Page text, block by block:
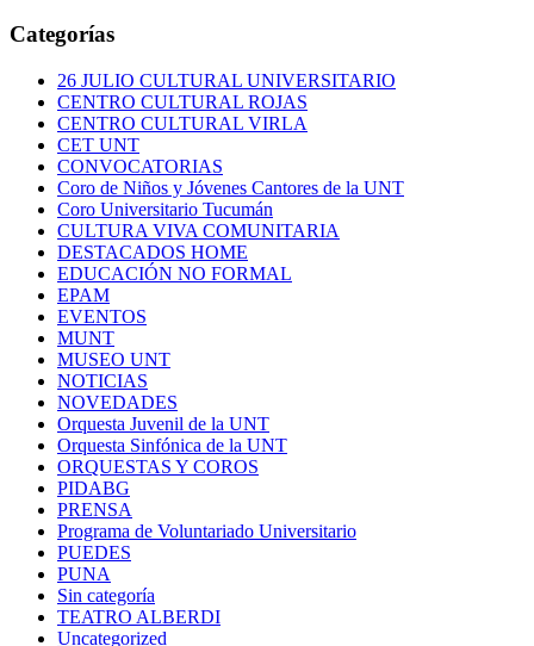
Categorías
26 JULIO CULTURAL UNIVERSITARIO
CENTRO CULTURAL ROJAS
CENTRO CULTURAL VIRLA
CET UNT
CONVOCATORIAS
Coro de Niños y Jóvenes Cantores de la UNT
Coro Universitario Tucumán
CULTURA VIVA COMUNITARIA
DESTACADOS HOME
EDUCACIÓN NO FORMAL
EPAM
EVENTOS
MUNT
MUSEO UNT
NOTICIAS
NOVEDADES
Orquesta Juvenil de la UNT
Orquesta Sinfónica de la UNT
ORQUESTAS Y COROS
PIDABG
PRENSA
Programa de Voluntariado Universitario
PUEDES
PUNA
Sin categoría
TEATRO ALBERDI
Uncategorized